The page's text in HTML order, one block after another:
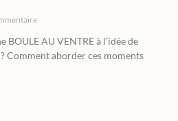
BOULE AU VENTRE à l’idée de
Comment aborder ces moments